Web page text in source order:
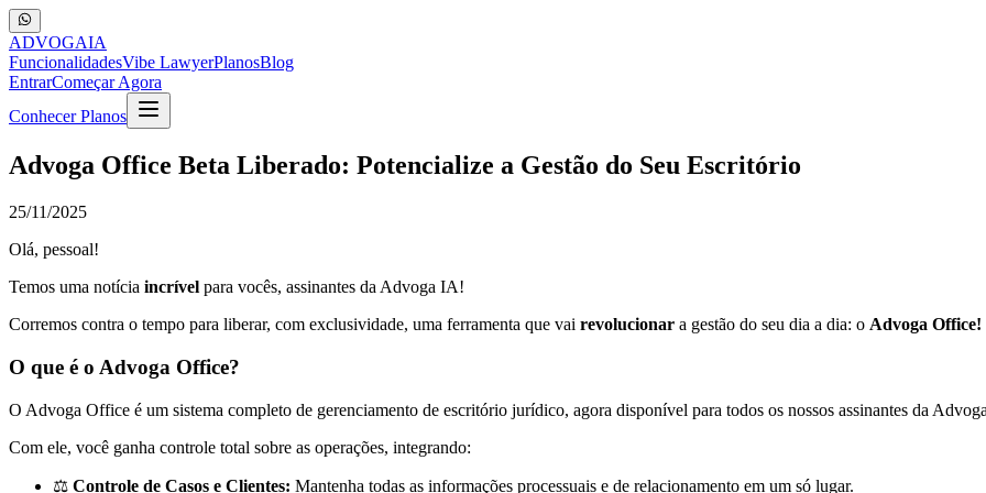
ADVOGAIA
FuncionalidadesVibe LawyerPlanosBlog
EntrarComeçar Agora
Conhecer Planos
Advoga Office Beta Liberado: Potencialize a Gestão do Seu Escritório
25/11/2025
Olá, pessoal!
Temos uma notícia incrível para vocês, assinantes da Advoga IA!
Corremos contra o tempo para liberar, com exclusividade, uma ferramenta que vai revolucionar a gestão do seu dia a dia: o Advoga Office!
O que é o Advoga Office?
O Advoga Office é um sistema completo de gerenciamento de escritório jurídico, agora disponível para todos os nossos assinantes da
Com ele, você ganha controle total sobre as operações, integrando:
⚖️ Controle de Casos e Clientes: Mantenha todas as informações processuais e de relacionamento em um só lugar.